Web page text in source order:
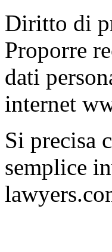
Diritto di
Proporre
dati
internet
Si precisa
semplice